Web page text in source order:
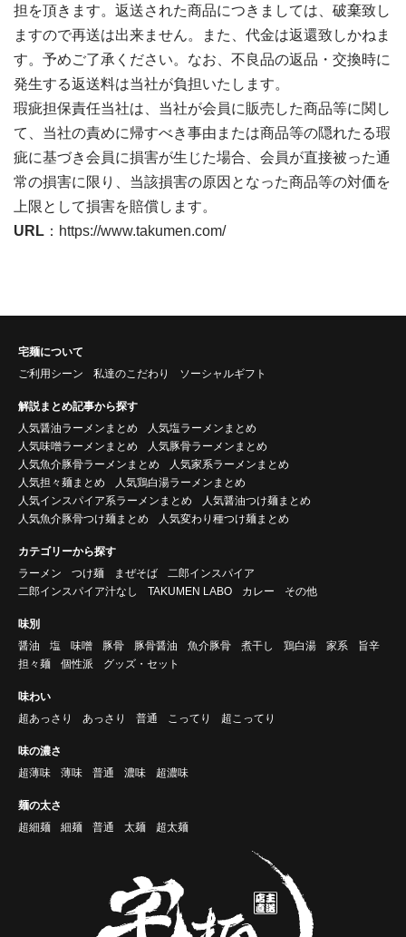
担を頂きます。返送された商品につきましては、破棄致し
ますので再送は出来ません。また、代金は返還致しかねま
す。予めご了承ください。なお、不良品の返品・交換時に
発生する返送料は当社が負担いたします。
瑕疵担保責任当社は、当社が会員に販売した商品等に関し
て、当社の責めに帰すべき事由または商品等の隠れたる瑕
疵に基づき会員に損害が生じた場合、会員が直接被った通
常の損害に限り、当該損害の原因となった商品等の対価を
上限として損害を賠償します。
URL ： https://www.takumen.com/
宅麺について
ご利用シーン
私達のこだわり ソーシャルギフト
解説まとめ記事から探す
人気醤油ラーメンまとめ
人気塩ラーメンまとめ
人気味噌ラーメンまとめ
人気豚骨ラーメンまとめ
人気魚介豚骨ラーメンまとめ
人気家系ラーメンまとめ
人気担々麺まとめ
人気鶏白湯ラーメンまとめ
人気インスパイア系ラーメンまとめ
人気醤油つけ麺まとめ
人気魚介豚骨つけ麺まとめ
人気変わり種つけ麺まとめ
カテゴリーから探す
ラーメン
つけ麺 まぜそば
二郎インスパイア
二郎インスパイア汁なし
TAKUMEN LABO カレー その他
味別
醤油
塩 味噌 豚骨 豚骨醤油 魚介豚骨 煮干し 鶏白湯 家系
旨辛
担々麺
個性派 グッズ・セット
味わい
超あっさり
あっさり 普通 こってり 超こってり
味の濃さ
超薄味
薄味 普通 濃味 超濃味
麺の太さ
超細麺
細麺 普通 太麺 超太麺